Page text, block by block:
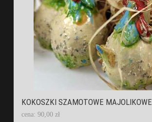
KOKOSZKI SZAMOTOWE MAJOLIKOWE
cena: 90,00 zł